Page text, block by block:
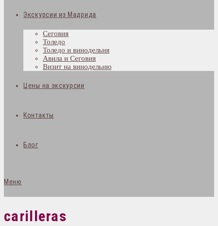
Экскурсии из Мадрида
Сеговия
Толедо
Толедо и винодельня
Авила и Сеговия
Визит на винодельню
Цены на экскурсии
Контакты
Блог
Меню
carilleras